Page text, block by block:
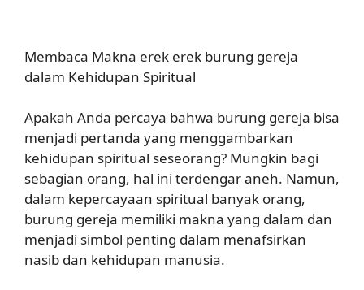
Membaca Makna erek erek burung gereja
dalam Kehidupan Spiritual
Apakah Anda percaya bahwa burung gereja bisa
menjadi pertanda yang menggambarkan
kehidupan spiritual seseorang? Mungkin bagi
sebagian orang, hal ini terdengar aneh. Namun,
dalam kepercayaan spiritual banyak orang,
burung gereja memiliki makna yang dalam dan
menjadi simbol penting dalam menafsirkan
nasib dan kehidupan manusia.